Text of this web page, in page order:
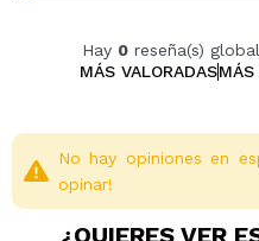
Hypoallergenic.
Hay 0 reseña(s)
MÁS VALORADAS
No hay opiniones en
opinar!
¿QUIERES VER